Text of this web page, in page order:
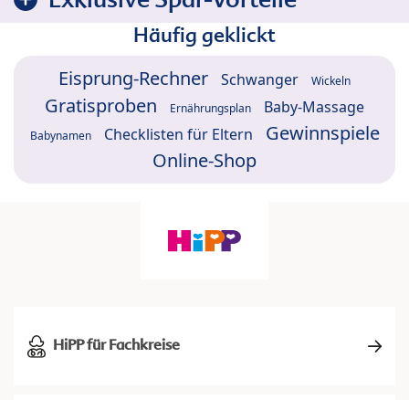
Häufig geklickt
Eisprung-Rechner Schwanger Wickeln
Gratisproben Ernährungsplan Baby-Massage
Babynamen Checklisten für Eltern
Gewinnspiele
Online-Shop
HiPP für Fachkreise